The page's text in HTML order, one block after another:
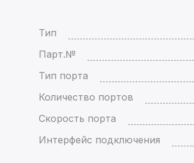
Тип
Парт.№
Тип порта
Количество портов
Скорость порта
Интерфейс подключения